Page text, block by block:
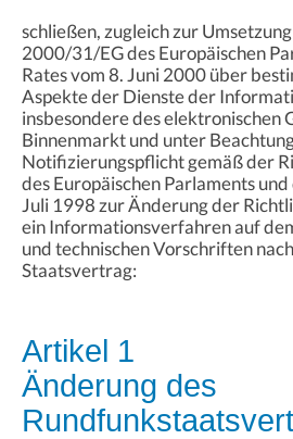
schließen, zugleich zur
2000/31/EG des Europäischen
Rates vom 8. Juni 2000 über
Aspekte der Dienste der
insbesondere des elektronischen
Binnenmarkt und unter
Notifizierungspflicht gemäß der
des Europäischen Parlaments
Juli 1998 zur Änderung der
ein Informationsverfahren auf
und technischen Vorschriften
Staatsvertrag:
Artikel 1
Änderung des